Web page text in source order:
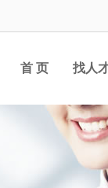
首 页 找人